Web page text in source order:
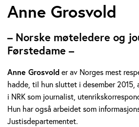
A
n
n
e
G
r
Anne Grosvold
– Norske møteledere og
Førstedame –
Anne Grosvold er av Norges mest
hadde, til hun sluttet i desember 2015,
i NRK som journalist,
Hun har også arbeidet som
Justisdepartementet.